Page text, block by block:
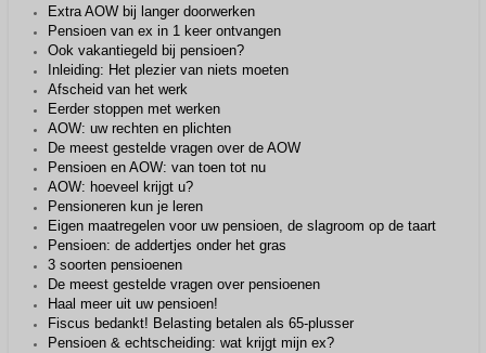
Extra AOW bij langer doorwerken
Pensioen van ex in 1 keer ontvangen
Ook vakantiegeld bij pensioen?
Inleiding: Het plezier van niets moeten
Afscheid van het werk
Eerder stoppen met werken
AOW: uw rechten en plichten
De meest gestelde vragen over de AOW
Pensioen en AOW: van toen tot nu
AOW: hoeveel krijgt u?
Pensioneren kun je leren
Eigen maatregelen voor uw pensioen, de slagroom op de taart
Pensioen: de addertjes onder het gras
3 soorten pensioenen
De meest gestelde vragen over pensioenen
Haal meer uit uw pensioen!
Fiscus bedankt! Belasting betalen als 65-plusser
Pensioen & echtscheiding: wat krijgt mijn ex?